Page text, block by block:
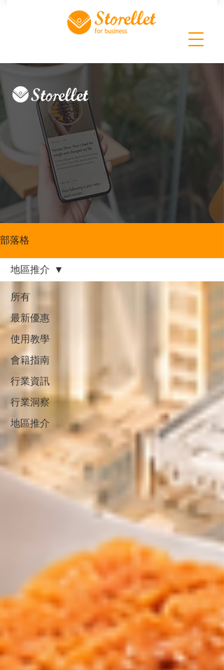
部落格
所有
最新優惠
使用教學
會籍指南
行業資訊
行業洞察
地區推介
地區推介